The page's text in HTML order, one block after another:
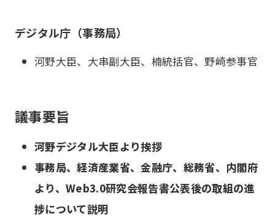
デジタル庁（事務局）
河野大臣、大串副大臣、楠統括官、野崎参事官
議事要旨
河野デジタル大臣より挨拶
事務局、経済産業省、金融庁、総務省、内閣府
より、Web3.0研究会報告書公表後の取組の進
捗について説明